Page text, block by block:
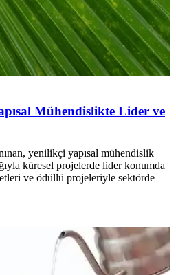
Mühendislikte Lider ve
yenilikçi yapısal mühendislik
küresel projelerde lider konumda
ve ödüllü projeleriyle sektörde